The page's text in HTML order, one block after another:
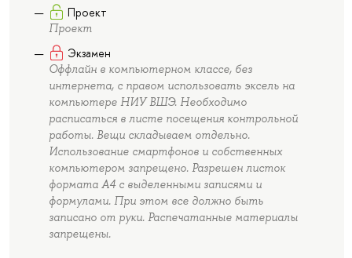
Проект
Проект
Экзамен
Оффлайн в компьютерном классе, без
интернета, с правом использовать эксель на
компьютере НИУ ВШЭ. Необходимо
расписаться в листе посещения контрольной
работы. Вещи складываем отдельно.
Использование смартфонов и собственных
компьютером запрещено. Разрешен листок
формата А4 с выделенными записями и
формулами. При этом все должно быть
записано от руки. Распечатанные материалы
запрещены.